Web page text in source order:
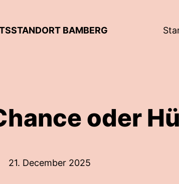
BAMBERG
oder
21. December 2025